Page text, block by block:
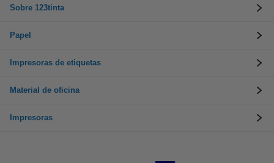
Sobre 123tinta
Papel
Impresoras de etiquetas
Material de oficina
Impresoras